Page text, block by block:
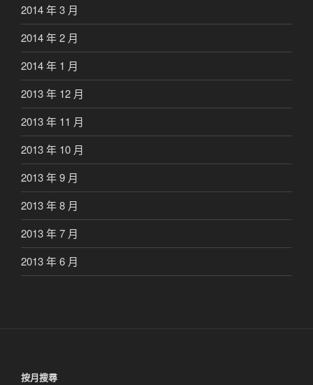
2014 年 3 月
2014 年 2 月
2014 年 1 月
2013 年 12 月
2013 年 11 月
2013 年 10 月
2013 年 9 月
2013 年 8 月
2013 年 7 月
2013 年 6 月
按月搜尋